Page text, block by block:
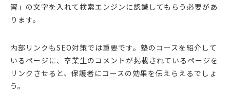
習」の文字を入れて検索エンジンに認識してもらう必要があ
ります。
内部リンクもSEO対策では重要です。塾のコースを紹介して
いるページに、卒業生のコメントが掲載されているページを
リンクさせると、保護者にコースの効果を伝えらえるでしょ
う。